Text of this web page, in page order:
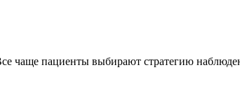
чаще пациенты выбирают стратегию